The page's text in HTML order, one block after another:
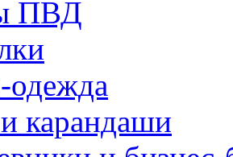
ПВД
карандаши